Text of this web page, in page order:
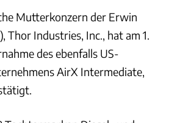
Mutterkonzern der Erwin
Thor Industries, Inc., hat am 1.
des ebenfalls US-
AirX Intermediate,